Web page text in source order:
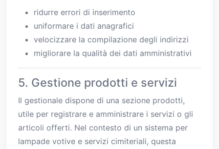
ridurre errori di inserimento
uniformare i dati anagrafici
velocizzare la compilazione degli indirizzi
migliorare la qualità dei dati amministrativi
5. Gestione prodotti e servizi
Il gestionale dispone di una sezione prodotti,
utile per registrare e amministrare i servizi o gli
articoli offerti. Nel contesto di un sistema per
lampade votive e servizi cimiteriali, questa